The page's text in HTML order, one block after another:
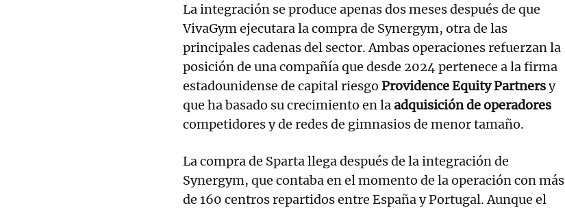
La integración se produce apenas dos meses después de que
VivaGym ejecutara la compra de Synergym, otra de las
principales cadenas del sector. Ambas operaciones refuerzan la
posición de una compañía que desde 2024 pertenece a la firma
estadounidense de capital riesgo Providence Equity Partnersy
que ha basado su crecimiento en laadquisición de operadores
competidores y de redes de gimnasios de menor tamaño.
La compra de Sparta llega después de la integración de
Synergym, que contaba en el momento de la operación con más
de 160 centros repartidos entre España y Portugal. Aunque el